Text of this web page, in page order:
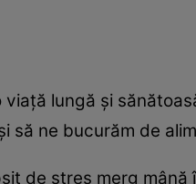
lungă şi
să ne bucurăm de
de stres merg